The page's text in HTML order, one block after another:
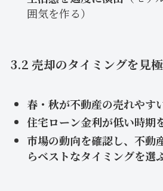
囲気を作る）
3.2 売却のタイミングを見
春・秋が不動産の売れやす
住宅ローン金利が低い時期
市場の動向を確認し、不動
らベストなタイミングを選